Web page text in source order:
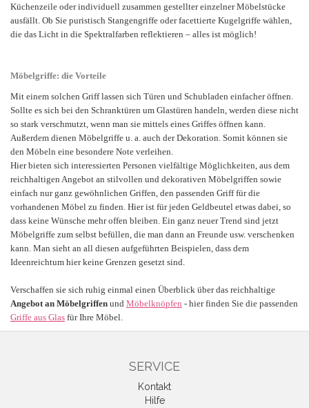
Küchenzeile oder individuell zusammen gestellter einzelner Möbelstücke
ausfällt. Ob Sie puristisch Stangengriffe oder facettierte Kugelgriffe wählen,
die das Licht in die Spektralfarben reflektieren – alles ist möglich!
Möbelgriffe: die Vorteile
Mit einem solchen Griff lassen sich Türen und Schubladen einfacher öffnen.
Sollte es sich bei den Schranktüren um Glastüren handeln, werden diese nicht
so stark verschmutzt, wenn man sie mittels eines Griffes öffnen kann.
Außerdem dienen Möbelgriffe u. a. auch der Dekoration. Somit können sie
den Möbeln eine besondere Note verleihen.
Hier bieten sich interessierten Personen vielfältige Möglichkeiten, aus dem
reichhaltigen Angebot an stilvollen und dekorativen Möbelgriffen sowie
einfach nur ganz gewöhnlichen Griffen, den passenden Griff für die
vorhandenen Möbel zu finden. Hier ist für jeden Geldbeutel etwas dabei, so
dass keine Wünsche mehr offen bleiben. Ein ganz neuer Trend sind jetzt
Möbelgriffe zum selbst befüllen, die man dann an Freunde usw. verschenken
kann. Man sieht an all diesen aufgeführten Beispielen, dass dem
Ideenreichtum hier keine Grenzen gesetzt sind.
Verschaffen sie sich ruhig einmal einen Überblick über das reichhaltige
Angebot an Möbelgriffen und Möbelknöpfen - hier finden Sie die passenden
Griffe aus Glas für Ihre Möbel.
SERVICE
Kontakt
Hilfe